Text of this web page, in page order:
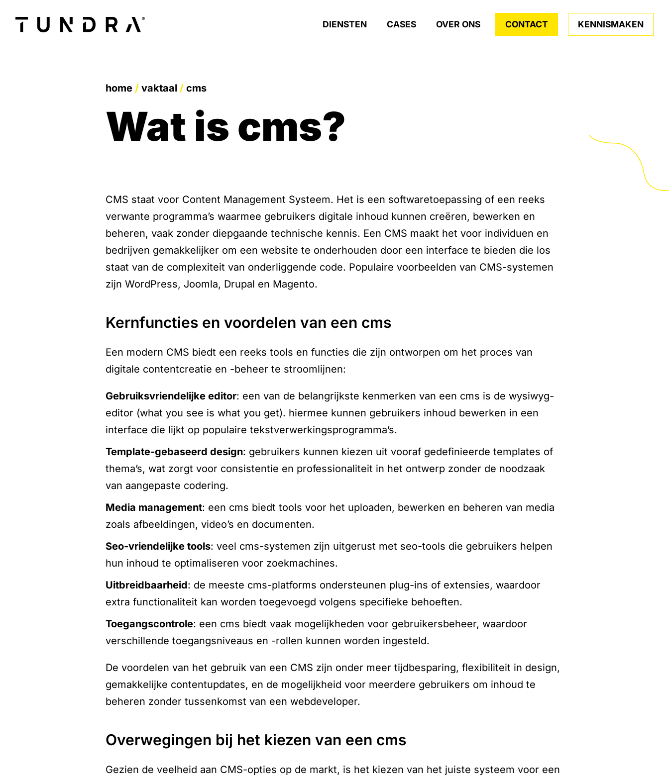
DIENSTEN CASES OVER ONS CONTACT KENNISMAKEN
home / vaktaal / cms
wat is cms?
CMS staat voor Content Management Systeem. Het is een softwaretoepassing of een reeks
verwante programma’s waarmee gebruikers digitale inhoud kunnen creëren, bewerken en
beheren, vaak zonder diepgaande technische kennis. Een CMS maakt het voor individuen en
bedrijven gemakkelijker om een website te onderhouden door een interface te bieden die los
staat van de complexiteit van onderliggende code. Populaire voorbeelden van CMS-systemen
zijn WordPress, Joomla, Drupal en Magento.
kernfuncties en voordelen van een cms
Een modern CMS biedt een reeks tools en functies die zijn ontworpen om het proces van
digitale contentcreatie en -beheer te stroomlijnen:
gebruiksvriendelijke editor: een van de belangrijkste kenmerken van een cms is de wysiwyg-
editor (what you see is what you get). hiermee kunnen gebruikers inhoud bewerken in een
interface die lijkt op populaire tekstverwerkingsprogramma’s.
template-gebaseerd design: gebruikers kunnen kiezen uit vooraf gedefinieerde templates of
thema’s, wat zorgt voor consistentie en professionaliteit in het ontwerp zonder de noodzaak
van aangepaste codering.
media management: een cms biedt tools voor het uploaden, bewerken en beheren van media
zoals afbeeldingen, video’s en documenten.
seo-vriendelijke tools: veel cms-systemen zijn uitgerust met seo-tools die gebruikers helpen
hun inhoud te optimaliseren voor zoekmachines.
uitbreidbaarheid: de meeste cms-platforms ondersteunen plug-ins of extensies, waardoor
extra functionaliteit kan worden toegevoegd volgens specifieke behoeften.
toegangscontrole: een cms biedt vaak mogelijkheden voor gebruikersbeheer, waardoor
verschillende toegangsniveaus en -rollen kunnen worden ingesteld.
De voordelen van het gebruik van een CMS zijn onder meer tijdbesparing, flexibiliteit in design,
gemakkelijke contentupdates, en de mogelijkheid voor meerdere gebruikers om inhoud te
beheren zonder tussenkomst van een webdeveloper.
overwegingen bij het kiezen van een cms
Gezien de veelheid aan CMS-opties op de markt, is het kiezen van het juiste systeem voor een